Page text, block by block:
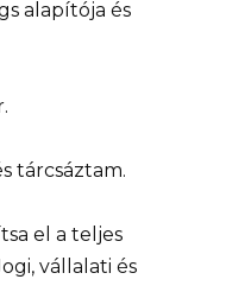
alapítója és
tárcsáztam.
el a teljes
vállalati és